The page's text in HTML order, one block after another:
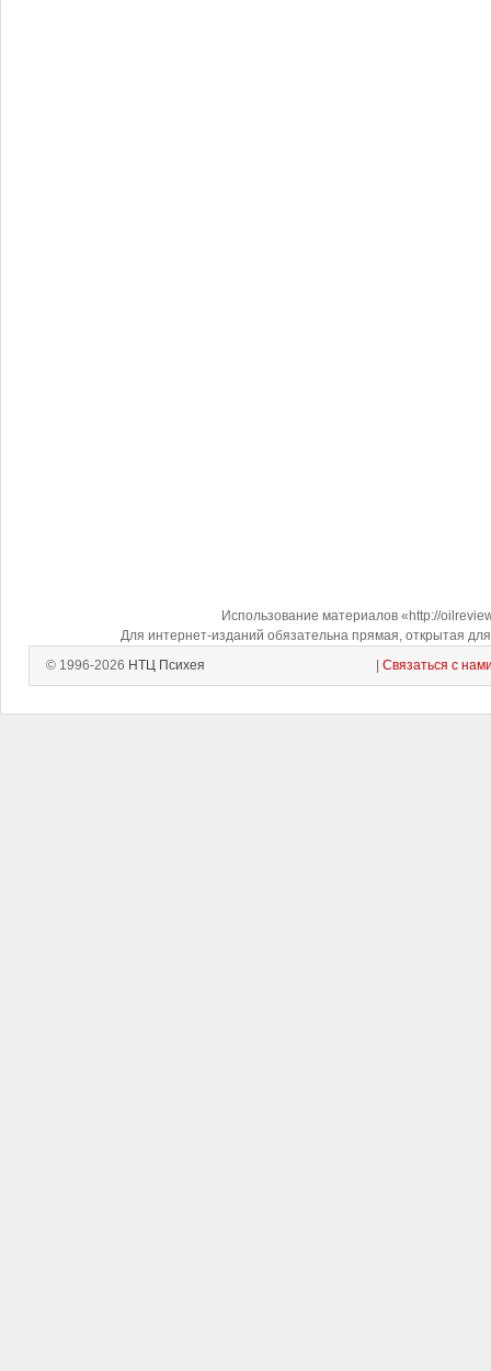
Использование материалов «http://
Для интернет-изданий обязательна прямая, открытая
© 1996-2026 НТЦ Психея Связаться с